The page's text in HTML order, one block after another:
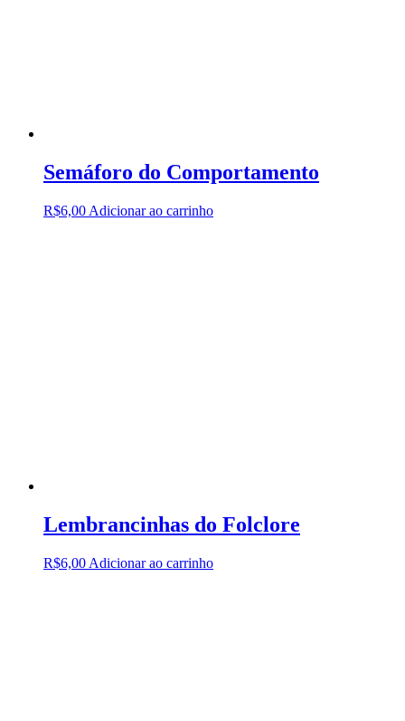
Semáforo do Comportamento
R$6,00 Adicionar ao carrinho
Lembrancinhas do Folclore
R$6,00 Adicionar ao carrinho